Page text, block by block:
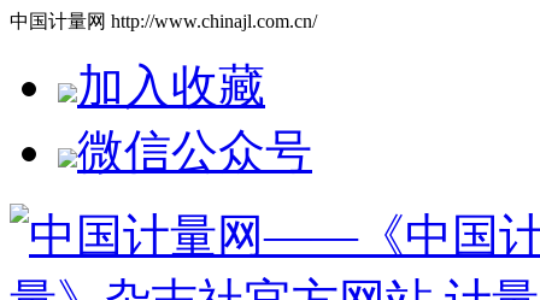
中国计量网 http://www.chinajl.com.cn/
加入收藏
微信公众号